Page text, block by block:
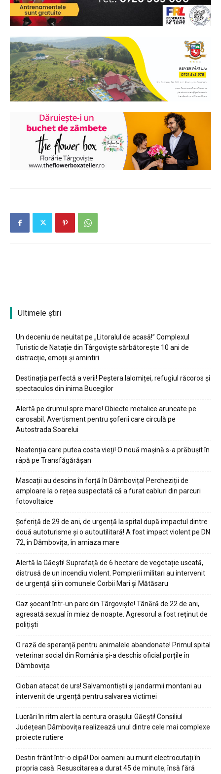
Ultimele ştiri
Un deceniu de neuitat pe „Litoralul de acasă!” Complexul
Turistic de Natație din Târgoviște sărbătorește 10 ani de
distracție, emoții și amintiri
Destinația perfectă a verii! Peștera Ialomiței, refugiul răcoros și
spectaculos din inima Bucegilor
Alertă pe drumul spre mare! Obiecte metalice aruncate pe
carosabil. Avertisment pentru șoferii care circulă pe
Autostrada Soarelui
Neatenția care putea costa vieți! O nouă mașină s-a prăbușit în
râpă pe Transfăgărășan
Mascații au descins în forță în Dâmbovița! Percheziții de
amploare la o rețea suspectată că a furat cabluri din parcuri
fotovoltaice
Șoferiță de 29 de ani, de urgență la spital după impactul dintre
două autoturisme și o autoutilitară! A fost impact violent pe DN
72, în Dâmbovița, în amiaza mare
Alertă la Găești! Suprafață de 6 hectare de vegetație uscată,
distrusă de un incendiu violent. Pompierii militari au intervenit
de urgență și în comunele Corbii Mari și Mătăsaru
Caz șocant într-un parc din Târgoviște! Tânără de 22 de ani,
agresată sexual în miez de noapte. Agresorul a fost reținut de
polițiști
O rază de speranță pentru animalele abandonate! Primul spital
veterinar social din România și-a deschis oficial porțile în
Dâmbovița
Cioban atacat de urs! Salvamontiștii și jandarmii montani au
intervenit de urgență pentru salvarea victimei
Lucrări în ritm alert la centura orașului Găești! Consiliul
Județean Dâmbovița realizează unul dintre cele mai complexe
proiecte rutiere
Destin frânt într-o clipă! Doi oameni au murit electrocutați în
propria casă. Resuscitarea a durat 45 de minute, însă fără